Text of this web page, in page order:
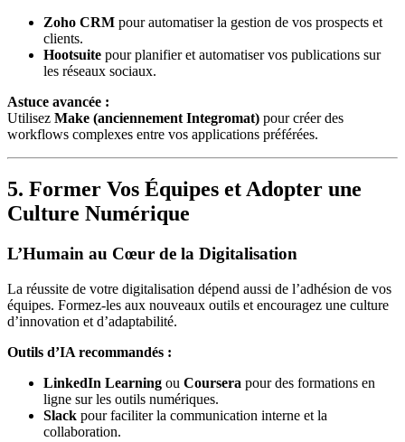
Zoho CRM pour automatiser la gestion de vos prospects et
clients.
Hootsuite pour planifier et automatiser vos publications sur
les réseaux sociaux.
Astuce avancée :
Utilisez Make (anciennement Integromat) pour créer des
workflows complexes entre vos applications préférées.
5. Former Vos Équipes et Adopter une
Culture Numérique
L’Humain au Cœur de la Digitalisation
La réussite de votre digitalisation dépend aussi de l’adhésion de vos
équipes. Formez-les aux nouveaux outils et encouragez une culture
d’innovation et d’adaptabilité.
Outils d’IA recommandés :
LinkedIn Learning ou Coursera pour des formations en
ligne sur les outils numériques.
Slack pour faciliter la communication interne et la
collaboration.